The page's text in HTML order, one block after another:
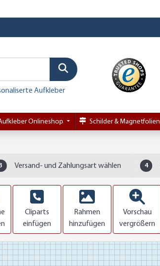
Aufkleber
Onlineshop Schilder & Magnetfolien
Versand- und Zahlungsart wählen 4
Cliparts
einfügen
Rahmen
hinzufügen
Vorschau
vergrößern